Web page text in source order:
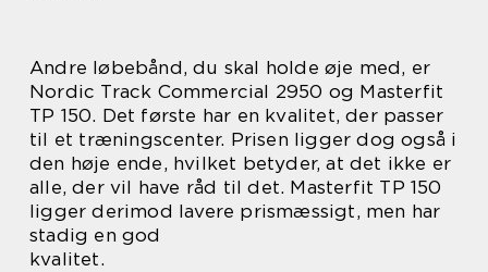
Andre løbebånd, du skal holde øje med, er
Nordic Track Commercial 2950 og Masterfit
TP 150. Det første har en kvalitet, der passer
til et træningscenter. Prisen ligger dog også i
den høje ende, hvilket betyder, at det ikke er
alle, der vil have råd til det. Masterfit TP 150
ligger derimod lavere prismæssigt, men har
stadig en god
kvalitet.